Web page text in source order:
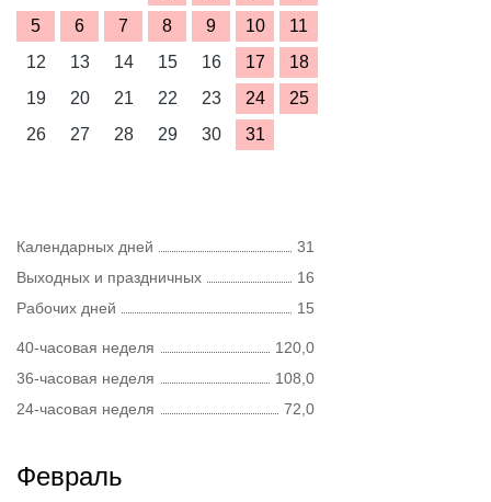
5
6 7 8 9 10
11
12
13 14 15 16 17
18
19
20 21 22 23 24
25
26
27 28 29 30 31
Календарных дней
31
Выходных и праздничных
16
Рабочих дней
15
40-часовая неделя
120,0
36-часовая неделя
108,0
24-часовая неделя
72,0
Февраль